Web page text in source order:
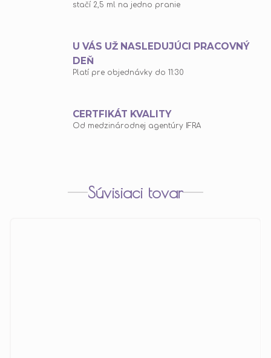
stačí 2,5 ml na jedno pranie
U VÁS UŽ NASLEDUJÚCI PRACOVNÝ
DEŇ
Platí pre objednávky do 11:30
CERTFIKÁT KVALITY
Od medzinárodnej agentúry IFRA
Súvisiaci tovar